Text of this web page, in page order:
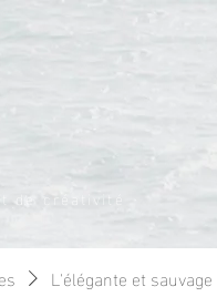
de créativité
L'élégante et